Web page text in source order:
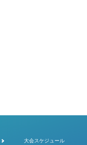
大会スケジュール